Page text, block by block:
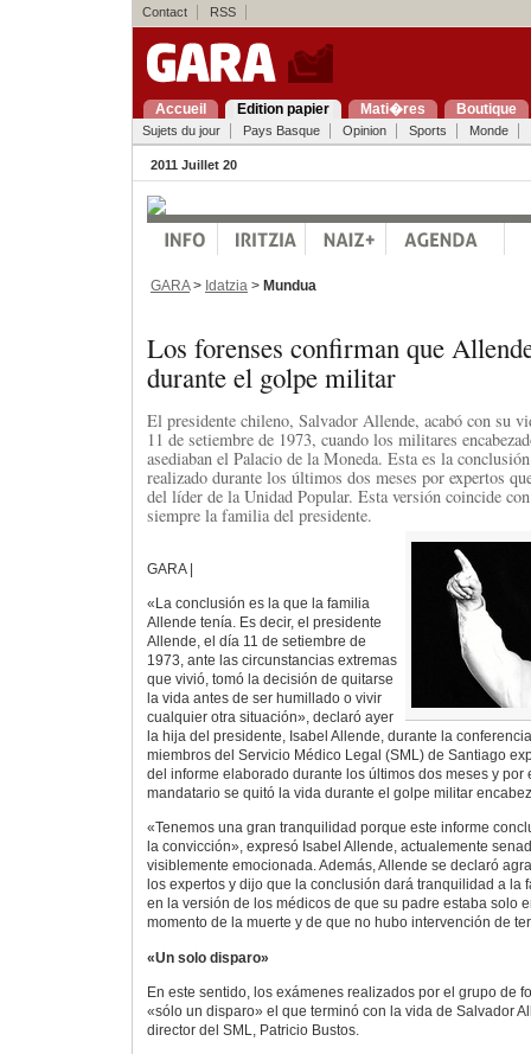
Contact RSS
Accueil Edition papier Mati�res Boutique
Sujets du jour Pays Basque Opinion Sports Monde
2011 Juillet 20
GARA> Idatzia > Mundua
Los forenses confirman que
durante el golpe militar
El presidente chileno, Salvador Allende, acabó con su
11 de setiembre de 1973, cuando los militares
asediaban el Palacio de la Moneda. Esta es la
realizado durante los últimos dos meses por expertos
del líder de la Unidad Popular. Esta versión coincide
siempre la familia del presidente.
GARA |
«La conclusión es la que la familia
Allende tenía. Es decir, el presidente
Allende, el día 11 de setiembre de
1973, ante las circunstancias extremas
que vivió, tomó la decisión de quitarse
la vida antes de ser humillado o vivir
cualquier otra situación», declaró ayer
la hija del presidente, Isabel Allende, durante la
miembros del Servicio Médico Legal (SML) de Santiago
del informe elaborado durante los últimos dos meses y por
mandatario se quitó la vida durante el golpe militar
«Tenemos una gran tranquilidad porque este informe
la convicción», expresó Isabel Allende, actualemente
visiblemente emocionada. Además, Allende se declaró
los expertos y dijo que la conclusión dará tranquilidad a la
en la versión de los médicos de que su padre estaba solo
momento de la muerte y de que no hubo intervención de
«Un solo disparo»
En este sentido, los exámenes realizados por el grupo de
«sólo un disparo» el que terminó con la vida de Salvador
director del SML, Patricio Bustos.